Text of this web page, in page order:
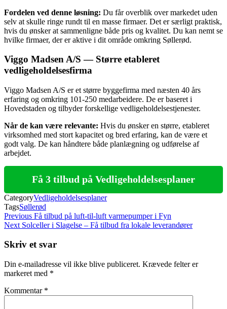
Fordelen ved denne løsning: Du får overblik over markedet uden
selv at skulle ringe rundt til en masse firmaer. Det er særligt praktisk,
hvis du ønsker at sammenligne både pris og kvalitet. Du kan nemt se
hvilke firmaer, der er aktive i dit område omkring Søllerød.
Viggo Madsen A/S — Større etableret
vedligeholdelsesfirma
Viggo Madsen A/S er et større byggefirma med næsten 40 års
erfaring og omkring 101-250 medarbeidere. De er baseret i
Hovedstaden og tilbyder forskellige vedligeholdelsestjenester.
Når de kan være relevante: Hvis du ønsker en større, etableret
virksomhed med stort kapacitet og bred erfaring, kan de være et
godt valg. De kan håndtere både planlægning og udførelse af
arbejdet.
Få 3 tilbud på Vedligeholdelsesplaner
CategoryVedligeholdelsesplaner
TagsSøllerød
Indlægsnavigation
Previous
Post
Previous Få tilbud på luft-til-luft varmepumper i Fyn
Next
Next Solceller i Slagelse – Få tilbud fra lokale leverandører
Skriv et svar
Din e-mailadresse vil ikke blive publiceret. Krævede felter er
markeret med *
Kommentar *